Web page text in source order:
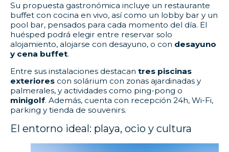
Su propuesta gastronómica incluye un restaurante
buffet con cocina en vivo, así como un lobby bar y un
pool bar, pensados para cada momento del día. El
huésped podrá elegir entre reservar solo
alojamiento, alojarse con desayuno, o con desayuno
y cena buffet.
Entre sus instalaciones destacantres piscinas
exteriores con solárium con zonas ajardinadas y
palmerales, y actividades como ping-pong o
minigolf. Además, cuenta con recepción 24h, Wi-Fi,
parking y tienda de souvenirs.
El entorno ideal: playa, ocio y cultura